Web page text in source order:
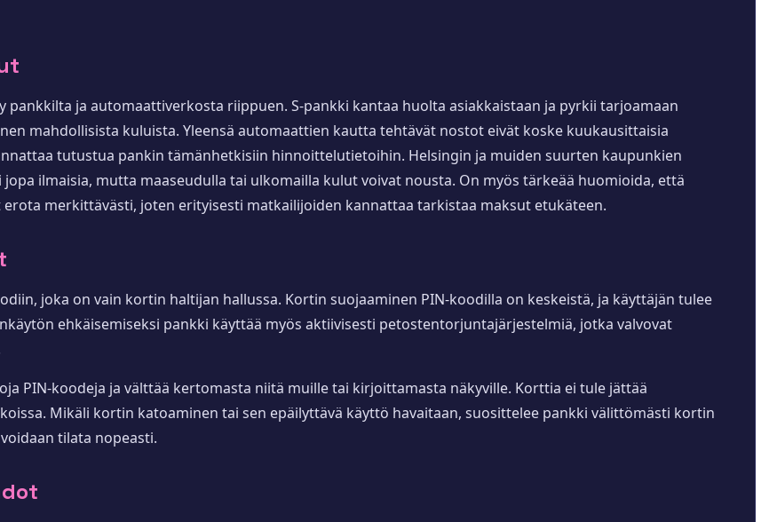
ja automaattiverkosta riippuen. S-pankki kantaa huolta asiakkaistaan ja pyrkii tarjoamaan
mahdollisista kuluista. Yleensä automaattien kautta tehtävät nostot eivät koske kuukausittaisia
tutustua pankin tämänhetkisiin hinnoittelutietoihin. Helsingin ja muiden suurten kaupunkien
ilmaisia, mutta maaseudulla tai ulkomailla kulut voivat nousta. On myös tärkeää huomioida, että
merkittävästi, joten erityisesti matkailijoiden kannattaa tarkistaa maksut etukäteen.
joka on vain kortin haltijan hallussa. Kortin suojaaminen PIN-koodilla on keskeistä, ja käyttäjän tulee
ehkäisemiseksi pankki käyttää myös aktiivisesti petostentorjuntajärjestelmiä, jotka valvovat
PIN-koodeja ja välttää kertomasta niitä muille tai kirjoittamasta näkyville. Korttia ei tule jättää
Mikäli kortin katoaminen tai sen epäilyttävä käyttö havaitaan, suosittelee pankki välittömästi kortin
tilata nopeasti.